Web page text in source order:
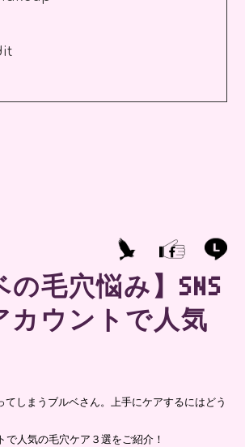
の毛穴悩み】SNS
カウントで人気
てしまうブルベさん。上手にケアするにはどう
で人気の毛穴ケア３選をご紹介！